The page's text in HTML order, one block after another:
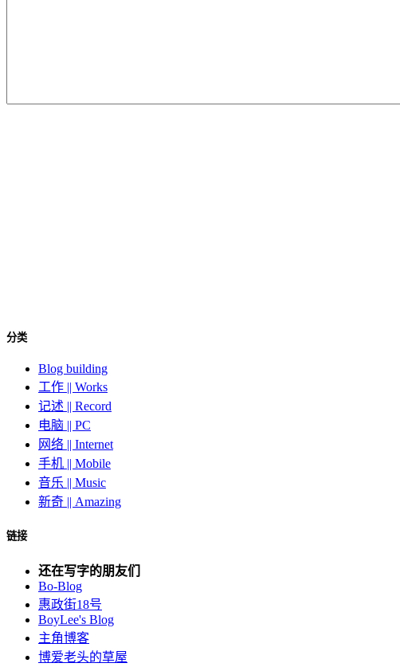
分类
Blog building
工作 || Works
记述 || Record
电脑 || PC
网络 || Internet
手机 || Mobile
音乐 || Music
新奇 || Amazing
链接
还在写字的朋友们
Bo-Blog
惠政街18号
BoyLee's Blog
主角博客
博爱老头的草屋